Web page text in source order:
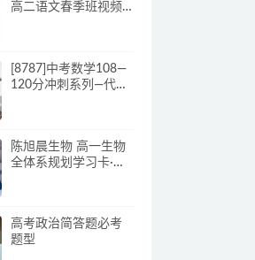
高二语文春季班视频
[8787]中考数学108—
120分冲刺系列—代几
陈旭晨生物 高一生物
全体系规划学习卡·夏
高考政治简答题必考
题型